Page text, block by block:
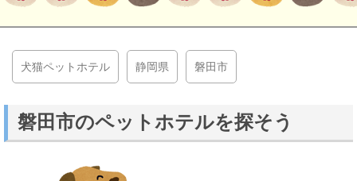
犬猫ペットホテル 静岡県 磐田市
磐田市のペットホテルを探そう